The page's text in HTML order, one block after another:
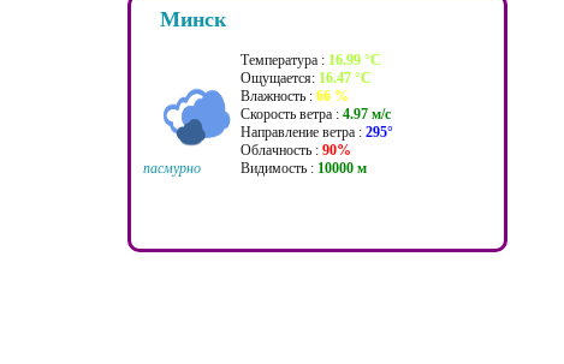
Минск
пасмурно
Температура : 16.99 °C
Ощущается: 16.47 °C
Влажность : 66 %
Скорость ветра : 4.97 м/c
Направление ветра : 295°
Облачность : 90%
Видимость : 10000 м